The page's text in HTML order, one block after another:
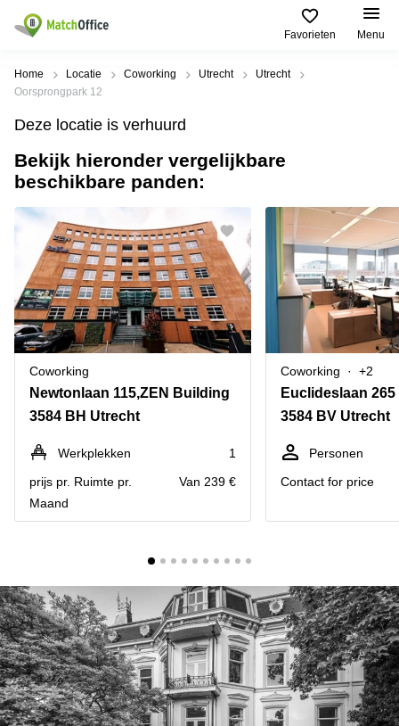
Favorieten Menu
Huren / Verhuren
Productpagina's
Kantoorruimten
Business
Flexplekken
Coworking
Spaces
Vergaderruimten
Virtueel
Kantoor
Bedrijfsruimte
Populaire
Steden
Alkmaar
Oost
Amsterdam
Westpoort
Bergen
op
Zoom
Amersfoort
Breda
Hengelo
Hilversum
Hoofddorp
Deventer
Tilburg
Zwolle
Amsterdam
Westpoort
Populaire
zoekopdrachten
Kantoorruimte
in Breda
Kantoor
huren
Bergen
op
Zoom
Kantoor
huren
Tiel
Kantoor
huren
Reeuwijk
Business
Arnhem
Business
center
Hilversum
Business
center
Den
Haag
Help
Over ons
Voeg je kantoorruimte toe
Huurprijs
Log in
Home Locatie Coworking Utrecht
Utrecht
Oorsprongpark 12
Deze locatie is verhuurd
Bekijk hieronder vergelijkbare
beschikbare panden:
Coworking
Newtonlaan 115,ZEN Building
3584 BH Utrecht
Werkplekken
1
prijs pr. Ruimte pr.
Maand
Van 239 €
Coworking +2
Euclideslaan 265
3584 BV Utrecht
Personen
Contact for price